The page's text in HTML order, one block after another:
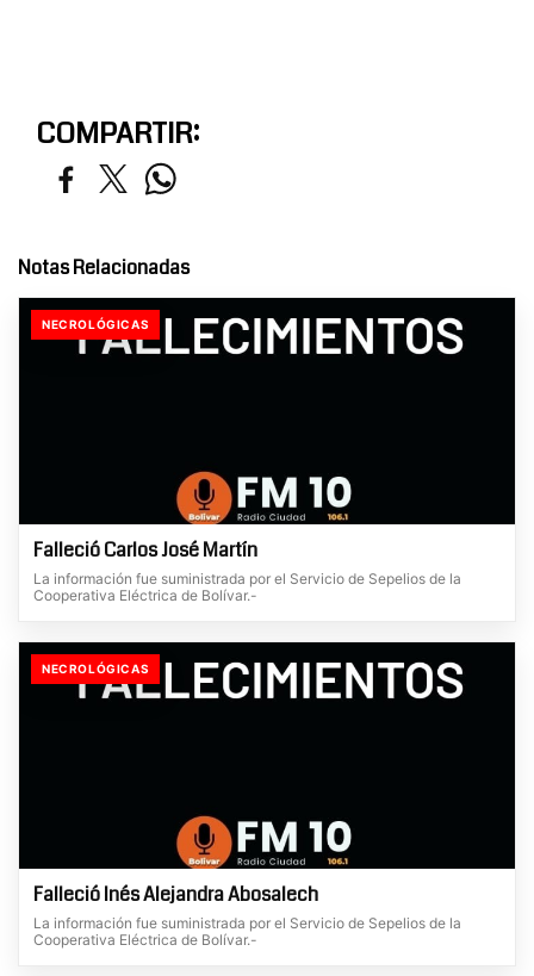
COMPARTIR:
Notas Relacionadas
NECROLÓGICAS
Falleció Carlos José Martín
La información fue suministrada por el Servicio de Sepelios de la
Cooperativa Eléctrica de Bolívar.-
NECROLÓGICAS
Falleció Inés Alejandra Abosalech
La información fue suministrada por el Servicio de Sepelios de la
Cooperativa Eléctrica de Bolívar.-